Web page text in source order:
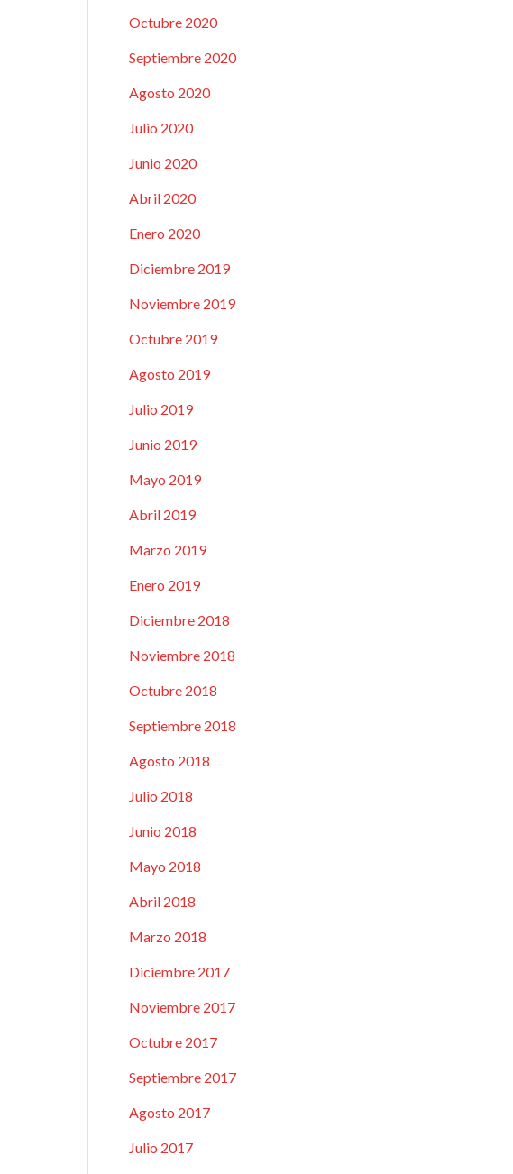
Octubre 2020
Septiembre 2020
Agosto 2020
Julio 2020
Junio 2020
Abril 2020
Enero 2020
Diciembre 2019
Noviembre 2019
Octubre 2019
Agosto 2019
Julio 2019
Junio 2019
Mayo 2019
Abril 2019
Marzo 2019
Enero 2019
Diciembre 2018
Noviembre 2018
Octubre 2018
Septiembre 2018
Agosto 2018
Julio 2018
Junio 2018
Mayo 2018
Abril 2018
Marzo 2018
Diciembre 2017
Noviembre 2017
Octubre 2017
Septiembre 2017
Agosto 2017
Julio 2017